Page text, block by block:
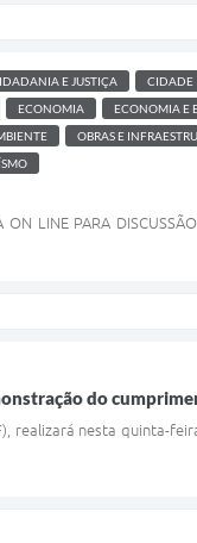
E JUSTIÇA
CIDADE
ECONOMIA ECONOMIA E
OBRAS E
LINE PARA
do
realizará nesta quinta-